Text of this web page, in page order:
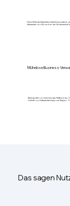
Deine Website-Infrastruktur skaliert
Infrastruktur von Wix rund um die Uhr überwacht
Mühelose Business-
Manage alles von einer einzigen Plattform aus.
Vielzahl von Drittanbieter-Apps wie Shippo,
Das sagen